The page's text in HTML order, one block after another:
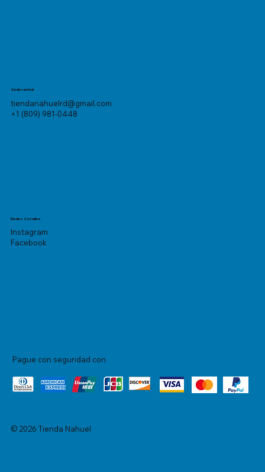
Sede central
tiendanahuelrd@gmail.com
+1 (809) 981-0448
Redes Sociales
Instagram
Facebook
Pague con seguridad con
© 2026 Tienda Nahuel